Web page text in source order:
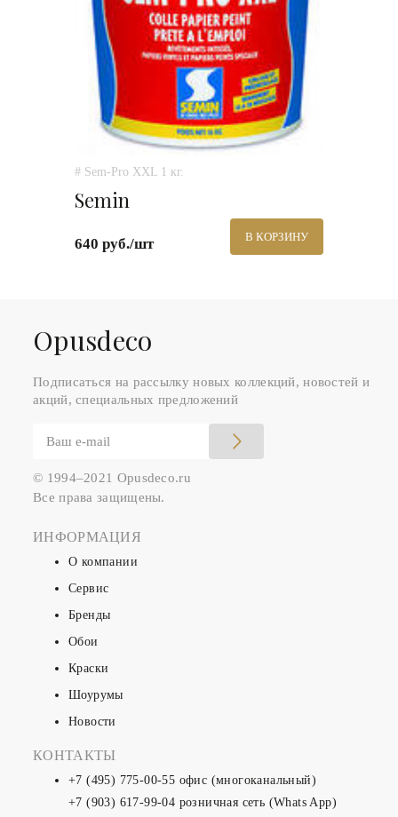
# Sem-Pro XXL 1 кг.
Semin
640 руб./шт В КОРЗИНУ
Оpusdeco
Подписаться на рассылку новых коллекций, новостей и
акций, специальных предложений
© 1994–2021 Opusdeco.ru
Все права защищены.
ИНФОРМАЦИЯ
О компании
Сервис
Бренды
Обои
Краски
Шоурумы
Новости
КОНТАКТЫ
+7 (495) 775-00-55 офис (многоканальный)
+7 (903) 617-99-04 розничная сеть (Whats App)